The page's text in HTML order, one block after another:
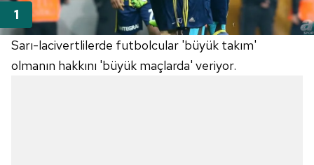
Sarı-lacivertlilerde futbolcular 'büyük takım'
olmanın hakkını 'büyük maçlarda' veriyor.